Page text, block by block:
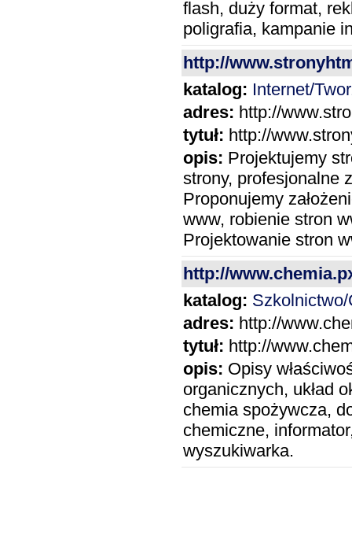
flash, duży format,
poligrafia, kampanie
http://
katalog: Internet/
adres: http://
tytuł: http://
opis: Projektujemy
strony, profesjonalne
Proponujemy
www, robienie stron
Projektowanie stron
http://
katalog:
adres: http://
tytuł: http://
opis: Opisy
organicznych, układ
chemia spożywcza,
chemiczne,
wyszukiwarka.